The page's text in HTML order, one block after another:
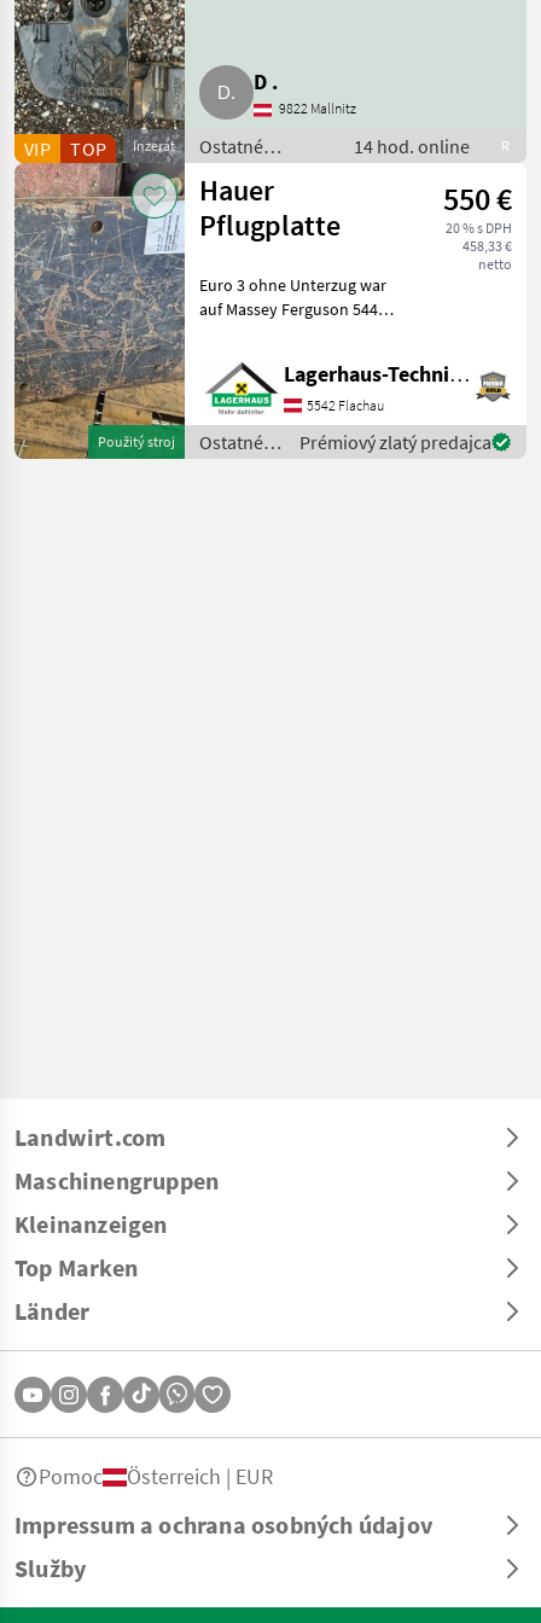
Inzerát
VIP TOP
D .
9822 Mallnitz
Ostatné
traktorové
komponenty /
Frontálne váhy
14 hod. online R
Použitý stroj
Hauer
Pflugplatte
550 €
20 % s DPH
458,33 €
netto
Euro 3 ohne Unterzug war
auf Massey Ferguson 5445
Ihren Besuch
bekanntzugeben, um
ausreichend Zeit für die
Beratung
Lagerhaus-Technik Flachau
5542 Flachau
Ostatné
traktorové
Prémiový zlatý predajca
Landwirt.com
Maschinengruppen
Kleinanzeigen
Top Marken
Länder
Impressum a ochrana osobných údajov
Služby
Pomoc Österreich | EUR